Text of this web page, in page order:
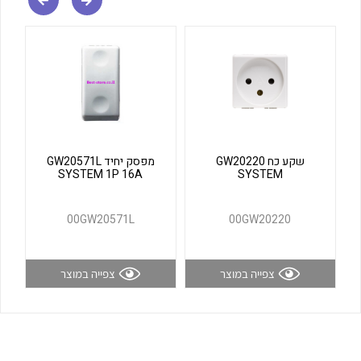
לכל מוצרי היצרן לכל מוצרי היצרן
שקע כח GW20220
SYSTEM
00GW20220
צפייה במוצר
מפסק יחיד GW20571L
SYSTEM 1P 16A
00GW20571L
צפייה במוצר